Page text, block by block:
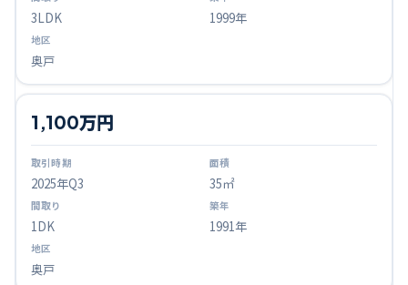
3LDK 1999年
奥戸
2025年Q3
1,100万円
35㎡
1DK 1991年
奥戸